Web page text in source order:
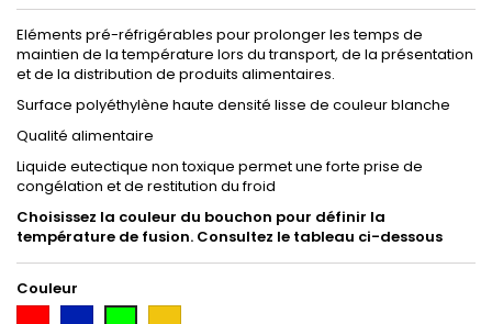
Eléments pré-réfrigérables pour prolonger les temps de
maintien de la température lors du transport, de la présentation
et de la distribution de produits alimentaires.
Surface polyéthylène haute densité lisse de couleur blanche
Qualité alimentaire
Liquide eutectique non toxique permet une forte prise de
congélation et de restitution du froid
Choisissez la couleur du bouchon pour définir la
température de fusion. Consultez le tableau ci-dessous
Couleur